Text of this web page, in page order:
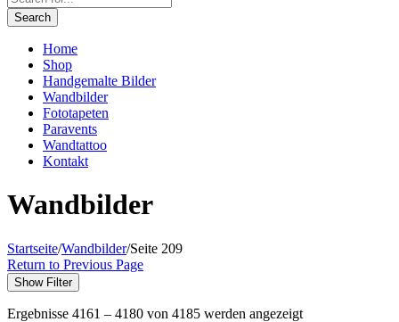
Search
Home
Shop
Handgemalte Bilder
Wandbilder
Fototapeten
Paravents
Wandtattoo
Kontakt
Wandbilder
Startseite/Wandbilder/Seite 209
Return to Previous Page
Show Filter
Ergebnisse 4161 – 4180 von 4185 werden angezeigt